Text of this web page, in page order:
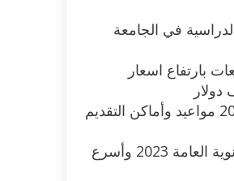
في الجامعة
بارتفاع اسعار
اختبارات القدرات 2023 مواعيد وأماكن التقديم
موعد ظهور نتيجة الثانوية العامة 2023 وأسرع